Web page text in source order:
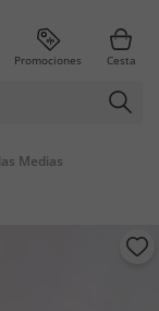
Promociones Cesta
Medias